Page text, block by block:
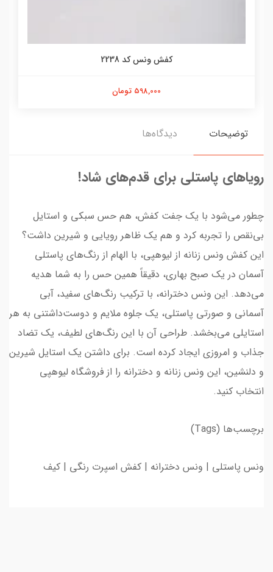
کفش ونس کد 2238
598,000 تومان
توضیحات دیدگاه‌ها
رویاهای پاستلی برای قدم‌های شاد!
چطور می‌شود با یک جفت کفش، هم حس سبکی و استایل
بی‌نقص را تجربه کرد و هم یک ظاهر رویایی و شیرین داشت؟
این کفش ونس زنانه از لیوهپی، با الهام از رنگ‌های پاستلی
آسمان در یک صبح بهاری، دقیقاً همین حس را به شما هدیه
می‌دهد. این ونس دخترانه، با ترکیب رنگ‌های سفید، آبی
آسمانی و صورتی پاستلی، یک جلوه ملایم و دوست‌داشتنی به هر
استایلی می‌بخشد. طراحی آن با این رنگ‌های لطیف، یک تضاد
جذاب و امروزی ایجاد کرده است. برای داشتن یک استایل شیرین
و دلنشین، این ونس زنانه و دخترانه را از فروشگاه لیوهپی
انتخاب کنید.
برچسب‌ها (Tags)
ونس پاستلی | ونس دخترانه | کفش اسپرت رنگی | کیف